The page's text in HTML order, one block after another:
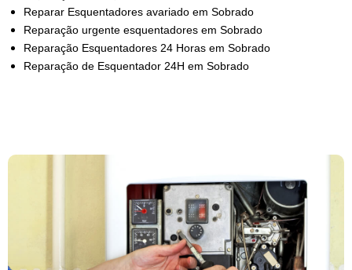
Reparar Esquentadores avariado em Sobrado
Reparação urgente esquentadores em Sobrado
Reparação Esquentadores 24 Horas em Sobrado
Reparação de Esquentador 24H em Sobrado